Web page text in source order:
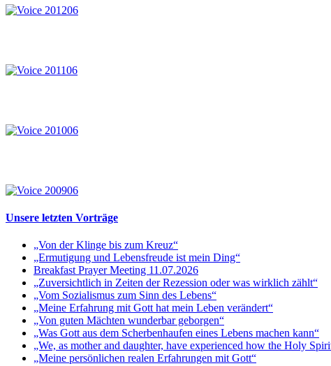
Unsere letzten Vorträge
„Von der Klinge bis zum Kreuz“
„Ermutigung und Lebensfreude ist mein Ding“
Breakfast Prayer Meeting 11.07.2026
„Zuversichtlich in Zeiten der Rezession oder was wirklich zählt“
„Vom Sozialismus zum Sinn des Lebens“
„Meine Erfahrung mit Gott hat mein Leben verändert“
„Von guten Mächten wunderbar geborgen“
„Was Gott aus dem Scherbenhaufen eines Lebens machen kann“
„We, as mother and daughter, have experienced how the Holy
„Meine persönlichen realen Erfahrungen mit Gott“